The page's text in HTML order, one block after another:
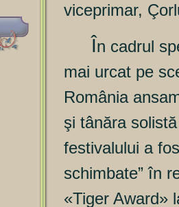
viceprimar,
În cadrul
mai urcat pe
România
şi tânăra
festivalului a
schimbate” în
«Tiger Award»